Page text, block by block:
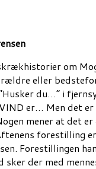
om
eller
du…” i
er… Men det er
mener at det er
forestilling
Forestillingen
sker der med